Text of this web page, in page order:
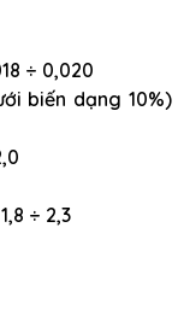
÷ 0,020
biến dạng 10%)
÷ 2,3